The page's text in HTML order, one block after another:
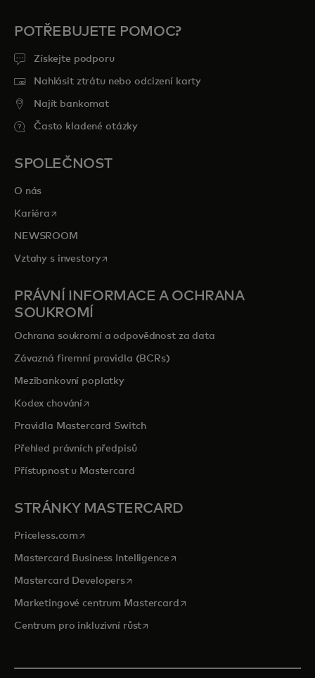
POTŘEBUJETE POMOC?
Získejte podporu
Nahlásit ztrátu nebo odcizení karty
Najít bankomat
Často kladené otázky
SPOLEČNOST
O nás
Kariéra opens in a new tab
NEWSROOM
Vztahy s investoryopens in a new tab
PRÁVNÍ INFORMACE A OCHRANA
SOUKROMÍ
Ochrana soukromí a odpovědnost za data
Závazná firemní pravidla (BCRs)
Mezibankovní poplatky
Kodex chováníopens in a new tab
Pravidla Mastercard Switch
Přehled právních předpisů
Přístupnost u Mastercard
STRÁNKY MASTERCARD
Priceless.com opens in a new tab
Mastercard Business Intelligenceopens in a new tab
Mastercard Developersopens in a new tab
Marketingové centrum Mastercardopens in a new tab
Centrum pro inkluzivní růstopens in a new tab